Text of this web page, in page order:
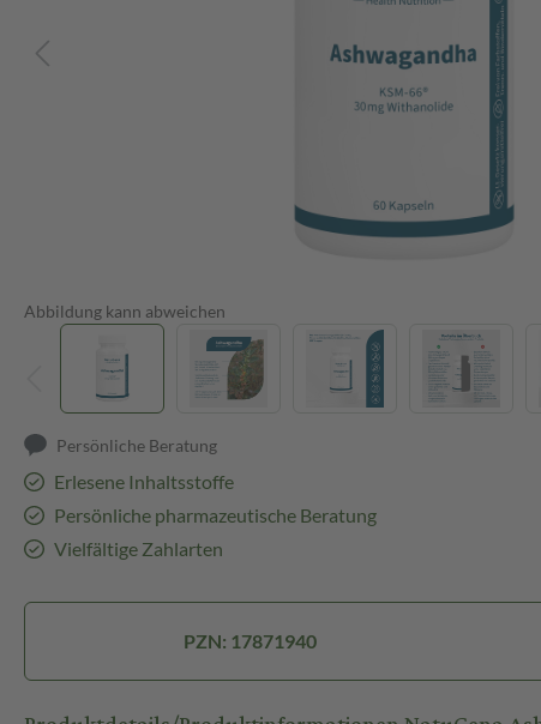
Abbildung kann abweichen
Persönliche Beratung
Erlesene Inhaltsstoffe
Persönliche pharmazeutische Beratung
Vielfältige Zahlarten
PZN: 17871940